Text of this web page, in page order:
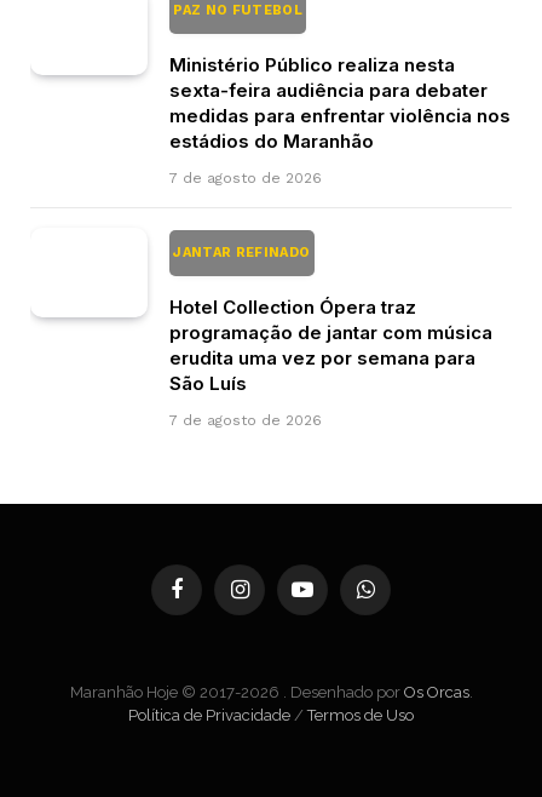
PAZ NO FUTEBOL
Ministério Público realiza nesta
sexta-feira audiência para debater
medidas para enfrentar violência nos
estádios do Maranhão
7 de agosto de 2026
JANTAR REFINADO
Hotel Collection Ópera traz
programação de jantar com música
erudita uma vez por semana para
São Luís
7 de agosto de 2026
FacebookInstagramYouTubeWhatsApp
Maranhão Hoje © 2017-2026 . Desenhado por Os Orcas.
Política de Privacidade /Termos de Uso